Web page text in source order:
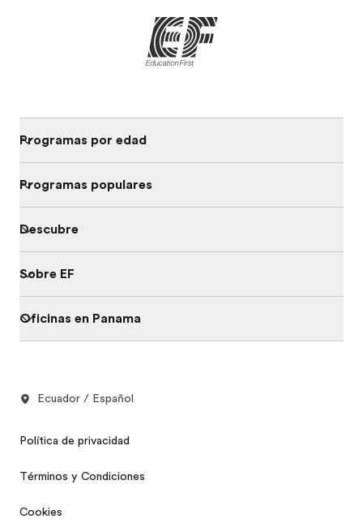
Programas por edad
Programas populares
Descubre
Sobre EF
Oficinas en Panama
Ecuador / Español
Política de privacidad
Términos y Condiciones
Cookies